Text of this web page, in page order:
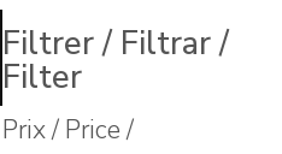
Este
producto
tiene
múltiples
Filtrer / Filtrar /
Filter
Prix / Price /